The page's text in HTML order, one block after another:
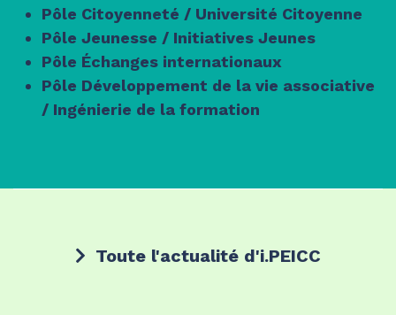
Pôle Citoyenneté / Université Citoyenne
Pôle Jeunesse / Initiatives Jeunes
Pôle Échanges internationaux
Pôle Développement de la vie associative
/ Ingénierie de la formation
Toute l'actualité d'i.PEICC